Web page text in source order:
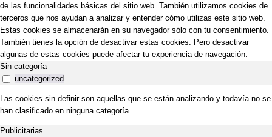
de las funcionalidades básicas del sitio web. También utilizamos cookies de
terceros que nos ayudan a analizar y entender cómo utilizas este sitio web.
Estas cookies se almacenarán en su navegador sólo con tu consentimiento.
También tienes la opción de desactivar estas cookies. Pero desactivar
algunas de estas cookies puede afectar tu experiencia de navegación.
Sin categoría
uncategorized
Las cookies sin definir son aquellas que se están analizando y todavía no se
han clasificado en ninguna categoría.
Publicitarias